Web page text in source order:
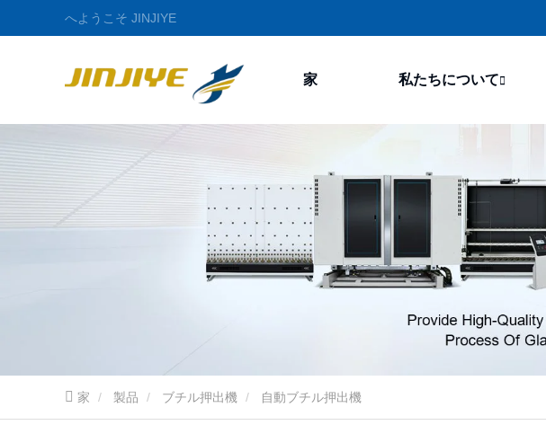
へようこそ JINJIYE
家 私たちについて
家 製品 ブチル押出機 自動ブチル押出機